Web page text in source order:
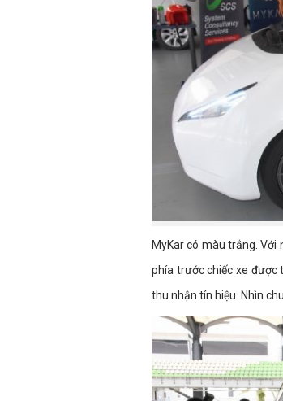
MyKar có màu trắng. Với
phía trước chiếc xe được
thu nhận tín hiệu. Nhìn